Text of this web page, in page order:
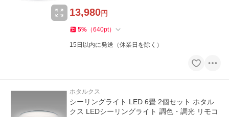
13,980円
5% （640pt）
15日以内に発送（休業日を除く）
ホタルクス
シーリングライト LED 6畳 2個セット ホタル
クス LEDシーリングライト 調色・調光 リモコ